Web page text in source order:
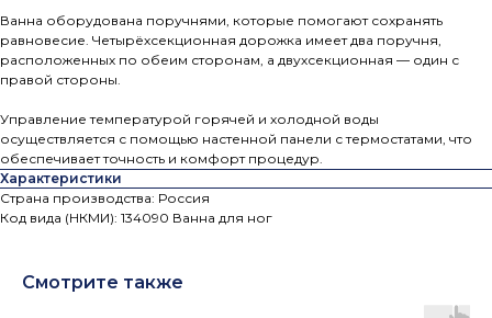
Ванна оборудована поручнями, которые помогают сохранять
равновесие. Четырёхсекционная дорожка имеет два поручня,
расположенных по обеим сторонам, а двухсекционная — один с
правой стороны.
Управление температурой горячей и холодной воды
осуществляется с помощью настенной панели с термостатами, что
обеспечивает точность и комфорт процедур.
Характеристики
Страна производства: Россия
Код вида (НКМИ): 134090 Ванна для ног
Смотрите также